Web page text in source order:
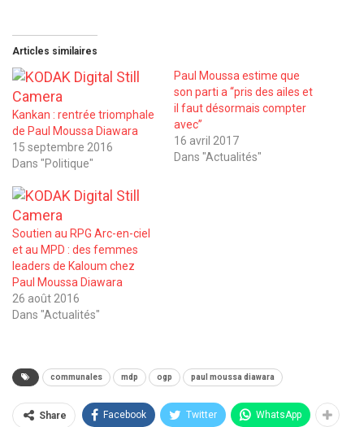
Articles similaires
Kankan : rentrée triomphale
de Paul Moussa Diawara
15 septembre 2016
Dans "Politique"
Paul Moussa estime que
son parti a ‘‘pris des ailes et
il faut désormais compter
avec’’
16 avril 2017
Dans "Actualités"
Soutien au RPG Arc-en-ciel
et au MPD : des femmes
leaders de Kaloum chez
Paul Moussa Diawara
26 août 2016
Dans "Actualités"
communales mdp ogp paul moussa diawara
Share Facebook Twitter WhatsApp